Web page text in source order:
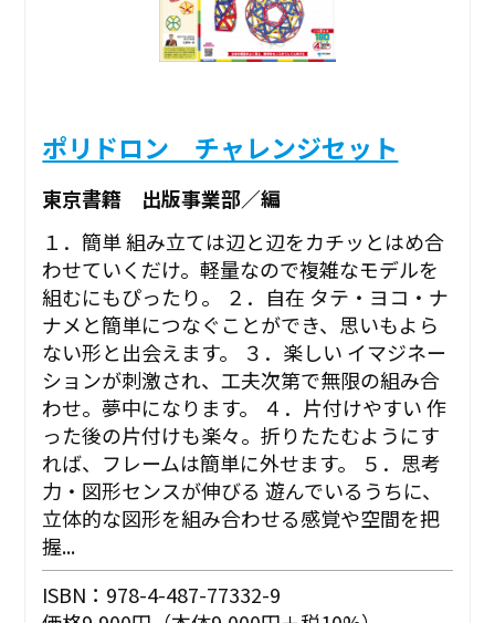
ポリドロン チャレンジセット
東京書籍 出版事業部／編
１．簡単 組み立ては辺と辺をカチッとはめ合
わせていくだけ。軽量なので複雑なモデルを
組むにもぴったり。 ２．自在 タテ・ヨコ・ナ
ナメと簡単につなぐことができ、思いもよら
ない形と出会えます。 ３．楽しい イマジネー
ションが刺激され、工夫次第で無限の組み合
わせ。夢中になります。 ４．片付けやすい 作
った後の片付けも楽々。折りたたむようにす
れば、フレームは簡単に外せます。 ５．思考
力・図形センスが伸びる 遊んでいるうちに、
立体的な図形を組み合わせる感覚や空間を把
握...
ISBN：978-4-487-77332-9